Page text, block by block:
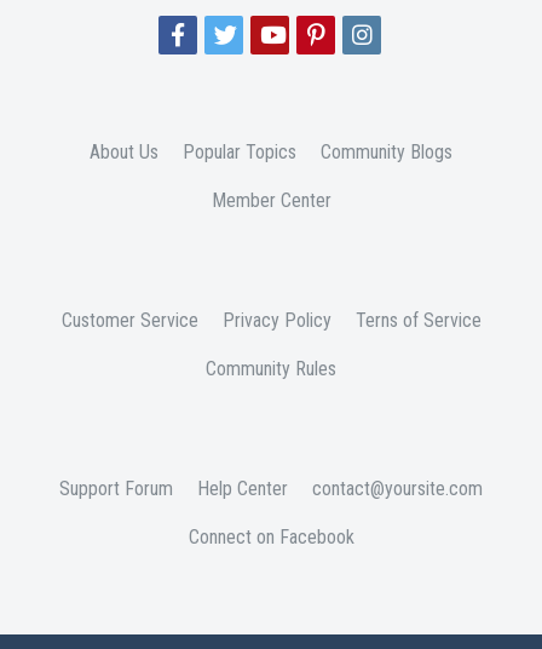
About Us Popular Topics Community Blogs
Member Center
Customer Service Privacy Policy Terns of Service
Community Rules
Support Forum Help Center contact@yoursite.com
Connect on Facebook